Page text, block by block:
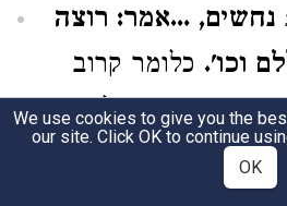
נחשים, ...אמר: רוצה
וכו'. כלומר קרוב
חסר כאן אלא
שיכריע ויסכים
We use cookies to give you the
our site. Click OK to continue
OK